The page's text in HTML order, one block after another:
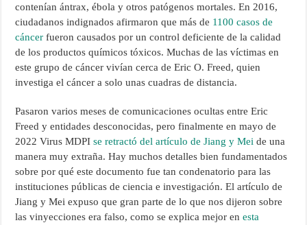
contenían ántrax, ébola y otros patógenos mortales. En 2016,
ciudadanos indignados afirmaron que más de 1100 casos de
cáncer fueron causados ​​por un control deficiente de la calidad
de los productos químicos tóxicos. Muchas de las víctimas en
este grupo de cáncer vivían cerca de Eric O. Freed, quien
investiga el cáncer a solo unas cuadras de distancia.
Pasaron varios meses de comunicaciones ocultas entre Eric
Freed y entidades desconocidas, pero finalmente en mayo de
2022 Virus MDPIse retractó del artículo de Jiang y Mei de una
manera muy extraña. Hay muchos detalles bien fundamentados
sobre por qué este documento fue tan condenatorio para las
instituciones públicas de ciencia e investigación. El artículo de
Jiang y Mei expuso que gran parte de lo que nos dijeron sobre
las vinyecciones era falso, como se explica mejor enesta